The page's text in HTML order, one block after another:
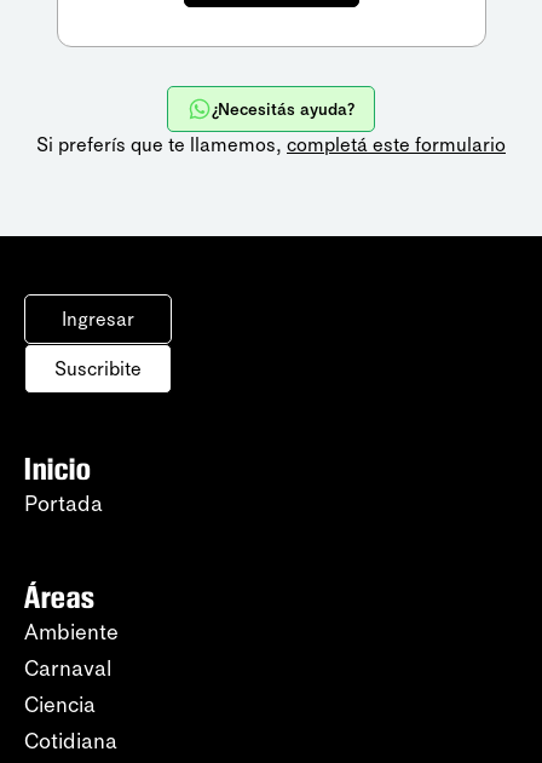
¿Necesitás ayuda?
Si preferís que te llamemos, completá este formulario
Ingresar
Suscribite
Inicio
Portada
Áreas
Ambiente
Carnaval
Ciencia
Cotidiana